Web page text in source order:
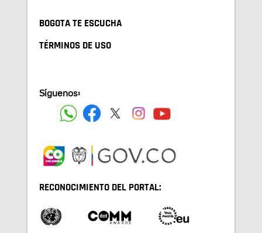
BOGOTA TE ESCUCHA
TÉRMINOS DE USO
Síguenos:
RECONOCIMIENTO DEL PORTAL: